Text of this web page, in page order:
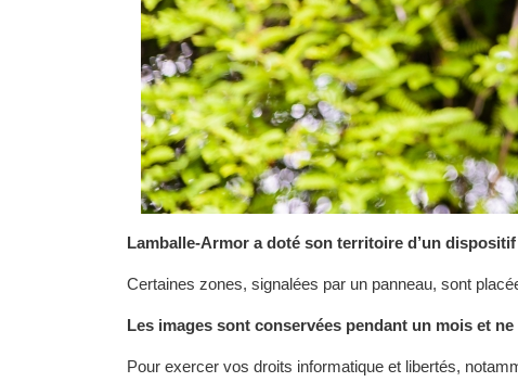
Lamballe-Armor a doté son territoire d’un
Certaines zones, signalées par un panneau, sont
Les images sont conservées pendant un mois et
Pour exercer vos droits informatique et libertés,